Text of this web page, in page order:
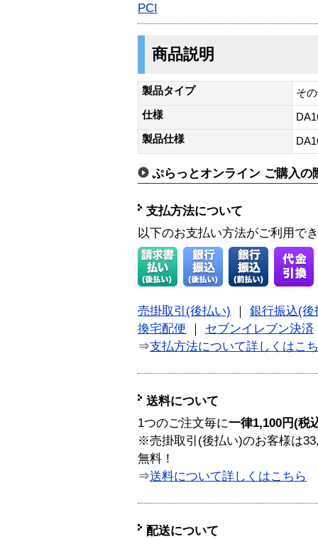
PCI
商品説明
製品タイプ
そ
仕様
製品仕様
ぷらっとオンライン ご購入の
支払方法について
以下のお支払い方法がご利用で
売掛取引(後払い)
銀行振込(後
換宅配便
セブンイレブン決済
⇒支払方法について詳しくはこ
送料について
1つのご注文毎に一律1,100円(税
※売掛取引(後払い)のお客様は
無料！
⇒送料について詳しくはこちら
配送について